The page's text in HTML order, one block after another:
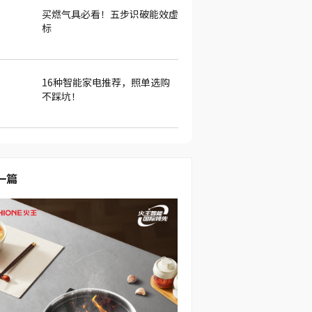
买燃气具必看！五步识破能效虚
标
16种智能家电推荐，照单选购
不踩坑！
篇